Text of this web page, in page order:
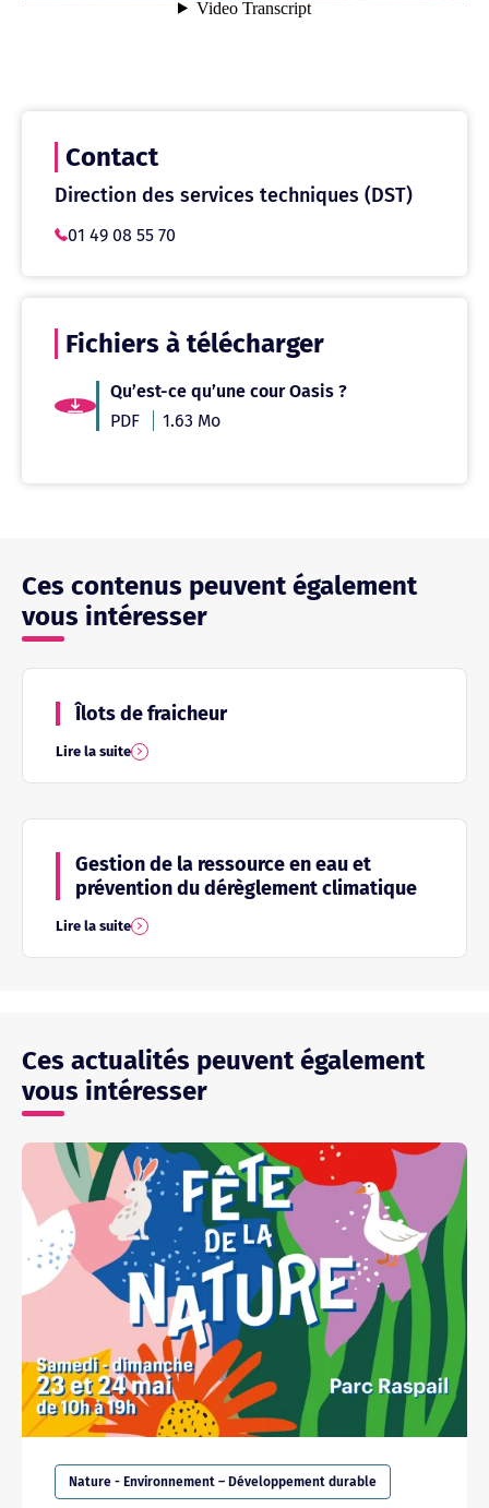
Contact
Direction des services techniques (DST)
01 49 08 55 70
Fichiers à télécharger
Qu’est-ce qu’une cour Oasis ?
PDF
1.63 Mo
Ces contenus peuvent également
vous intéresser
Îlots de fraicheur
Lire la suite
Gestion de la ressource en eau et
prévention du dérèglement climatique
Lire la suite
Ces actualités peuvent également
vous intéresser
Nature - Environnement – Développement durable